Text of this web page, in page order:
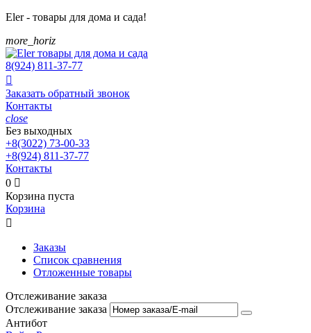
Eler - товары для дома и сада!
more_horiz
8(924) 811-37-77

Заказать обратный звонок
Контакты
close
Без выходных
+8(3022) 73-00-33
+8(924) 811-37-77
Контакты
0 
Корзина пуста
Корзина

Заказы
Список сравнения
Отложенные товары
Отслеживание заказа
Отслеживание заказа
Антибот